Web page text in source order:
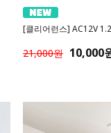
[클리어런스] AC12V
21,000원 10,000